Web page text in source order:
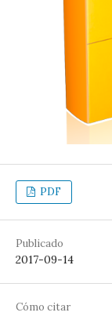
PDF
Publicado
2017-09-14
Cómo citar